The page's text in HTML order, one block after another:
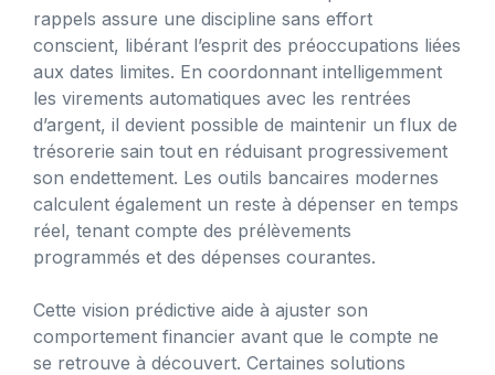
rappels assure une discipline sans effort
conscient, libérant l’esprit des préoccupations liées
aux dates limites. En coordonnant intelligemment
les virements automatiques avec les rentrées
d’argent, il devient possible de maintenir un flux de
trésorerie sain tout en réduisant progressivement
son endettement. Les outils bancaires modernes
calculent également un reste à dépenser en temps
réel, tenant compte des prélèvements
programmés et des dépenses courantes.
Cette vision prédictive aide à ajuster son
comportement financier avant que le compte ne
se retrouve à découvert. Certaines solutions